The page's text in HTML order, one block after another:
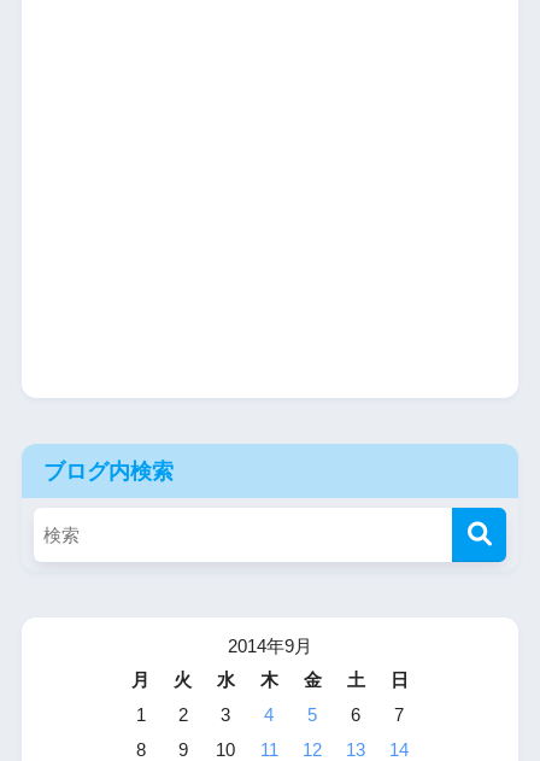
ブログ内検索
2014年9月
月
火 水 木 金 土
日
1
2 3 4 5 6
7
8
9 10 11 12 13
14